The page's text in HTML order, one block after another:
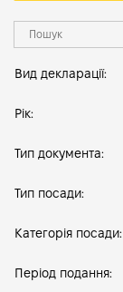
Вид декларації:
Рік:
Тип документа:
Тип посади:
Категорія посади:
Період подання: